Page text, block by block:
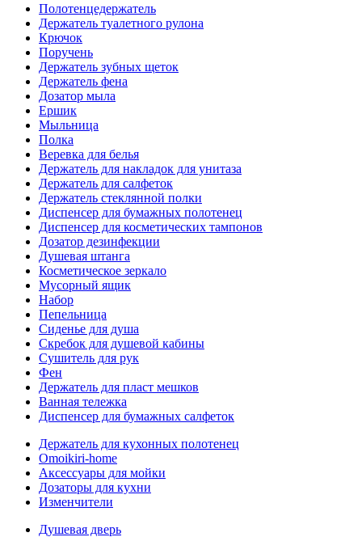
Полотенцедержатель
Держатель туалетного рулона
Крючок
Поручень
Держатель зубных щеток
Держатель фена
Дозатор мыла
Eршик
Мыльница
Полка
Веревка для белья
Держатель для накладок для унитаза
Держатель для салфеток
Держатель стеклянной полки
Диспенсер для бумажных полотенец
Диспенсер для косметических тампонов
Дозатор дезинфекции
Душевая штанга
Косметическое зеркало
Мусорный ящик
Набор
Пепельница
Сиденье для душа
Скребок для душевой кабины
Сушитель для рук
Фен
Держатель для пласт мешков
Ванная тележка
Диспенсер для бумажных салфеток
Держатель для кухонных полотенец
Omoikiri-home
Аксессуары для мойки
Дозаторы для кухни
Изменчители
Душевая дверь